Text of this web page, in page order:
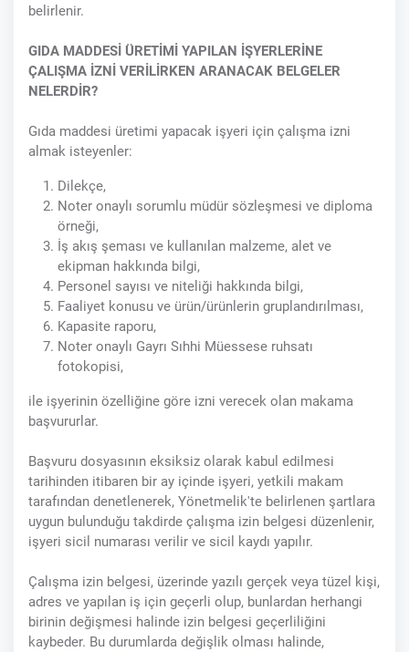
belirlenir.
GIDA MADDESİ ÜRETİMİ YAPILAN İŞYERLERİNE
ÇALIŞMA İZNİ VERİLİRKEN ARANACAK BELGELER
NELERDİR?
Gıda maddesi üretimi yapacak işyeri için çalışma izni
almak isteyenler:
Dilekçe,
Noter onaylı sorumlu müdür sözleşmesi ve diploma
örneği,
İş akış şeması ve kullanılan malzeme, alet ve
ekipman hakkında bilgi,
Personel sayısı ve niteliği hakkında bilgi,
Faaliyet konusu ve ürün/ürünlerin gruplandırılması,
Kapasite raporu,
Noter onaylı Gayrı Sıhhi Müessese ruhsatı
fotokopisi,
ile işyerinin özelliğine göre izni verecek olan makama
başvururlar.
Başvuru dosyasının eksiksiz olarak kabul edilmesi
tarihinden itibaren bir ay içinde işyeri, yetkili makam
tarafından denetlenerek, Yönetmelik'te belirlenen şartlara
uygun bulunduğu takdirde çalışma izin belgesi düzenlenir,
işyeri sicil numarası verilir ve sicil kaydı yapılır.
Çalışma izin belgesi, üzerinde yazılı gerçek veya tüzel kişi,
adres ve yapılan iş için geçerli olup, bunlardan herhangi
birinin değişmesi halinde izin belgesi geçerliliğini
kaybeder. Bu durumlarda değişlik olması halinde,